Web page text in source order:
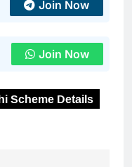
Join Now
Join Now
Scheme Details